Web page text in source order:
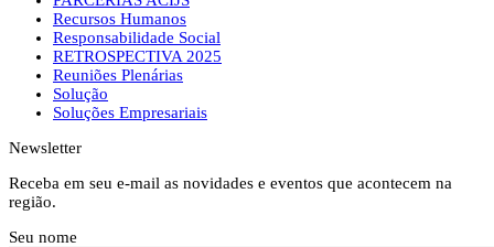
Recursos Humanos
Responsabilidade Social
RETROSPECTIVA 2025
Reuniões Plenárias
Solução
Soluções Empresariais
Newsletter
Receba em seu e-mail as novidades e eventos que acontecem na
região.
Seu nome